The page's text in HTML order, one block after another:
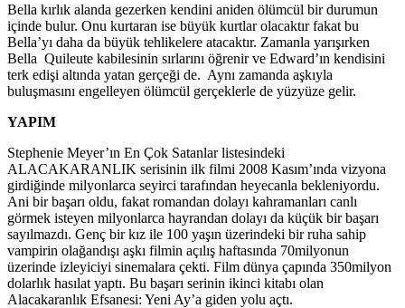
Bella kırlık alanda gezerken kendini aniden ölümcül bir durumun
içinde bulur. Onu kurtaran ise büyük kurtlar olacaktır fakat bu
Bella’yı daha da büyük tehlikelere atacaktır. Zamanla yarışırken
Bella Quileute kabilesinin sırlarını öğrenir ve Edward’ın kendisini
terk edişi altında yatan gerçeği de. Aynı zamanda aşkıyla
buluşmasını engelleyen ölümcül gerçeklerle de yüzyüze gelir.
YAPIM
Stephenie Meyer’ın En Çok Satanlar listesindeki
ALACAKARANLIK serisinin ilk filmi 2008 Kasım’ında vizyona
girdiğinde milyonlarca seyirci tarafından heyecanla bekleniyordu.
Ani bir başarı oldu, fakat romandan dolayı kahramanları canlı
görmek isteyen milyonlarca hayrandan dolayı da küçük bir başarı
sayılmazdı. Genç bir kız ile 100 yaşın üzerindeki bir ruha sahip
vampirin olağandışı aşkı filmin açılış haftasında 70milyonun
üzerinde izleyiciyi sinemalara çekti. Film dünya çapında 350milyon
dolarlık hasılat yaptı. Bu başarı serinin ikinci kitabı olan
Alacakaranlık Efsanesi: Yeni Ay’a giden yolu açtı.